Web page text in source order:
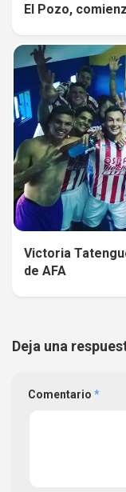
El Pozo,
Victoria
de AFA
Deja una
Comentario *